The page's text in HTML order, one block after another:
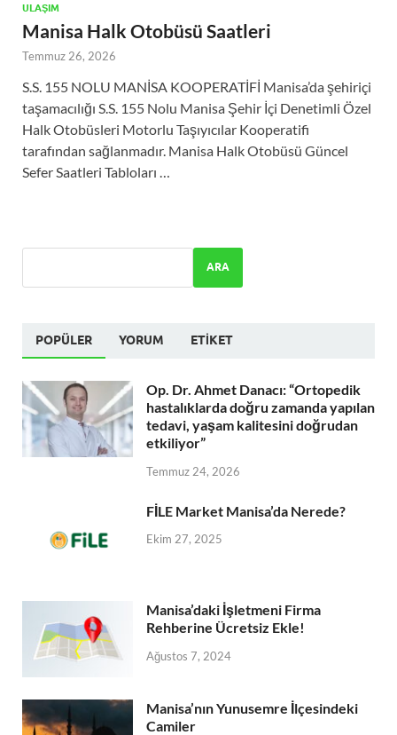
ULAŞIM
Manisa Halk Otobüsü Saatleri
Temmuz 26, 2026
S.S. 155 NOLU MANİSA KOOPERATİFİ Manisa’da şehiriçi
taşamacılığı S.S. 155 Nolu Manisa Şehir İçi Denetimli Özel
Halk Otobüsleri Motorlu Taşıyıcılar Kooperatifi
tarafından sağlanmadır. Manisa Halk Otobüsü Güncel
Sefer Saatleri Tabloları …
ARA
POPÜLER YORUM ETIKET
Op. Dr. Ahmet Danacı: “Ortopedik
hastalıklarda doğru zamanda yapılan
tedavi, yaşam kalitesini doğrudan
etkiliyor”
Temmuz 24, 2026
FİLE Market Manisa’da Nerede?
Ekim 27, 2025
Manisa’daki İşletmeni Firma
Rehberine Ücretsiz Ekle!
Ağustos 7, 2024
Manisa’nın Yunusemre İlçesindeki
Camiler